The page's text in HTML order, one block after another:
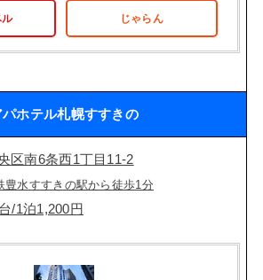
ル じゃらん
パホテル札幌すすきの
区南6条西1丁目11-2
豊水すすきの駅から徒歩1分
/1泊1,200円